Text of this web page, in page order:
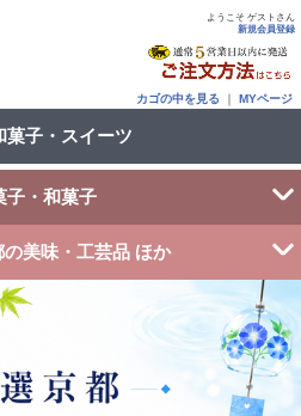
ようこそ ゲストさん
新規会員登録
カゴの中を見る ｜ MYページ
菓子・スイーツ
子・和菓子
美味・工芸品 ほか